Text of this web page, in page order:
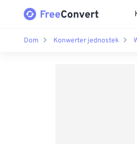
Dom Konwerter jednostek